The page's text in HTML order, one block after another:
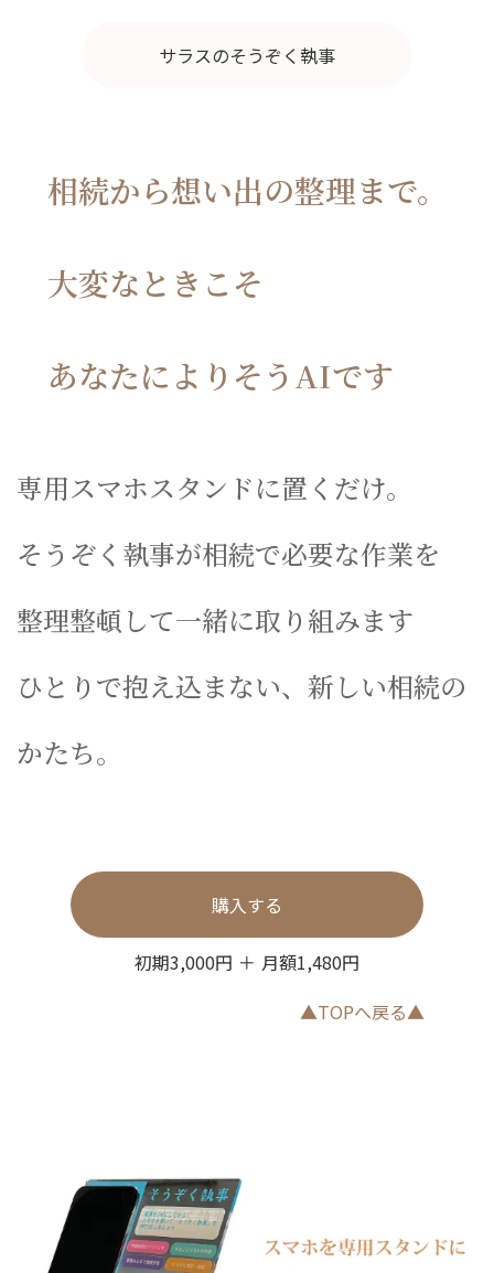
サラスのそうぞく執事
相続から想い出の整理まで。
大変なときこそ
あなたによりそうAIです
専用スマホスタンドに置くだけ。
そうぞく執事が相続で必要な作業を
整理整頓して一緒に取り組みます
ひとりで抱え込まない、新しい相続の
かたち。
購入する
初期3,000円 ＋ 月額1,480円
▲TOPへ戻る▲